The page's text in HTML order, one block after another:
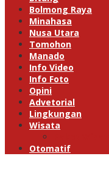
Bolmong Raya
Minahasa
Nusa Utara
Tomohon
Manado
Info Video
Info Foto
Opini
Advetorial
Lingkungan
Wisata
Otomatif